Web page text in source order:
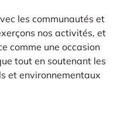
les communautés et
nos activités, et
comme une occasion
tout en soutenant les
et environnementaux